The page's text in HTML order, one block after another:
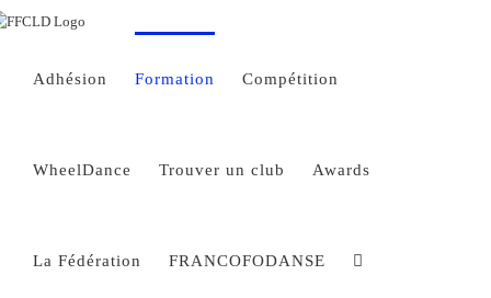
Passer
au
Adhésion Formation Compétition
WheelDance Trouver un club Awards
La Fédération FRANCOFODANSE